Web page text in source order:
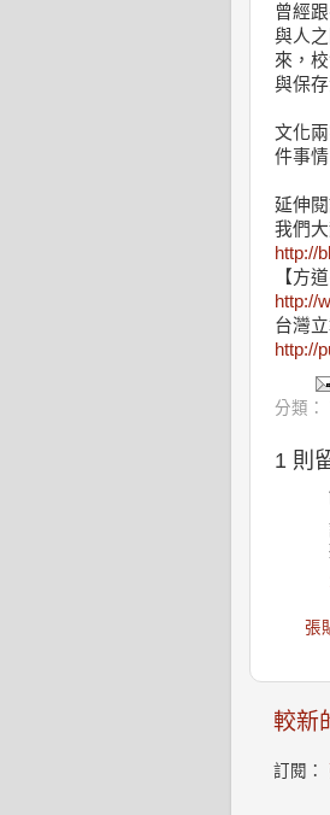
曾經
與人
來，
與保存
文化
件事情
延伸閱
我們
http://
【方
http://
台灣
http://
分類：
1 則
張
較新
訂閱：